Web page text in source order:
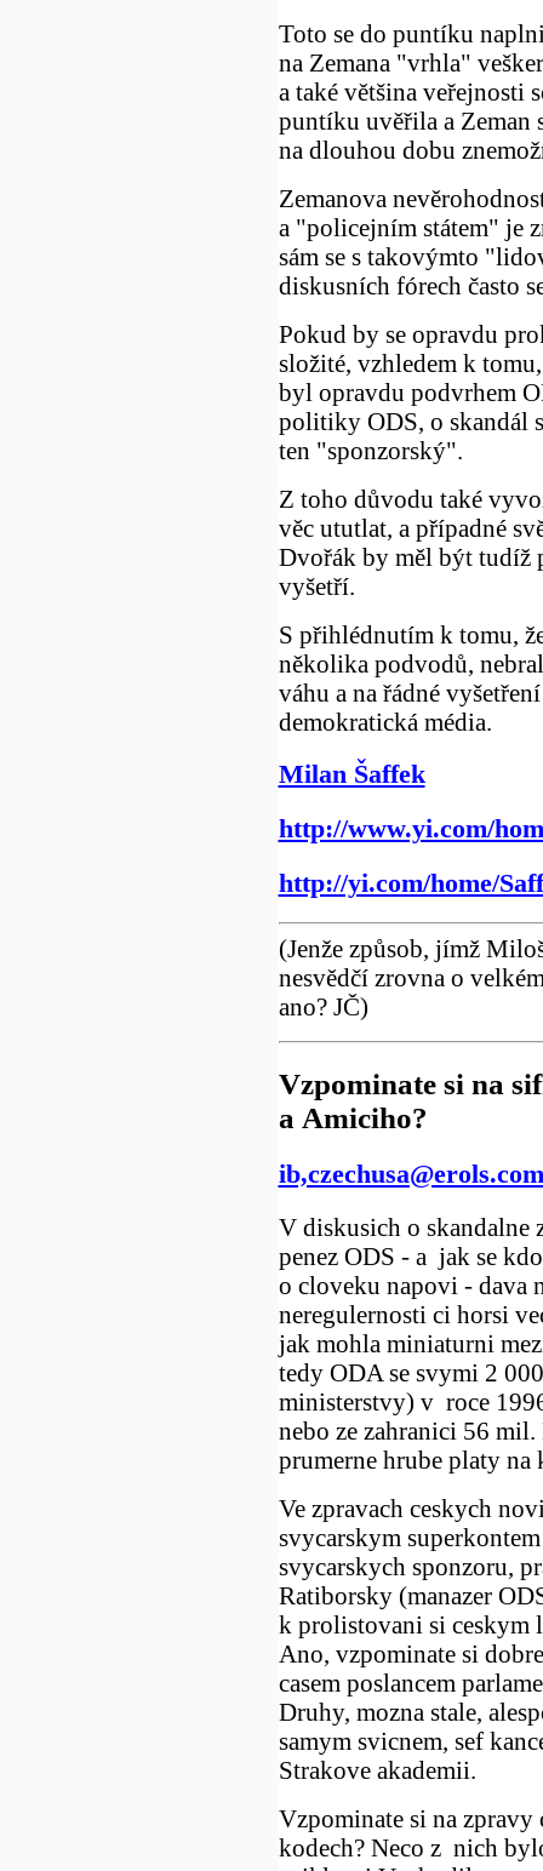
Toto se do puntíku
na Zemana "vrhla"
a také většina veřejnosti
puntíku uvěřila a Zeman
na dlouhou dobu
Zemanova
a "policejním státem" je
sám se s takovýmto
diskusních fórech často
Pokud by se opravdu
složité, vzhledem k
byl opravdu podvrhem
politiky ODS, o skandál
ten "sponzorský".
Z toho důvodu také
věc ututlat, a případné
Dvořák by měl být tudíž
vyšetří.
S přihlédnutím k tomu,
několika podvodů,
váhu a na řádné
demokratická média.
Milan Šaffek
http://www.yi.com/
http://yi.com/home/
(Jenže způsob, jímž
nesvědčí zrovna o
ano? JČ)
Vzpominate si na
a Amiciho?
ib,czechusa@erols.com
V diskusich o skandalne
penez ODS - a jak se
o cloveku napovi - dava
neregulernosti ci horsi
jak mohla miniaturni
tedy ODA se svymi 2
ministerstvy) v roce
nebo ze zahranici 56
prumerne hrube platy
Ve zpravach ceskych
svycarskym
svycarskych sponzoru,
Ratiborsky (manazer
k prolistovani si ceskym
Ano, vzpominate si
casem poslancem
Druhy, mozna stale,
samym svicnem, sef
Strakove akademii.
Vzpominate si na
kodech? Neco z nich